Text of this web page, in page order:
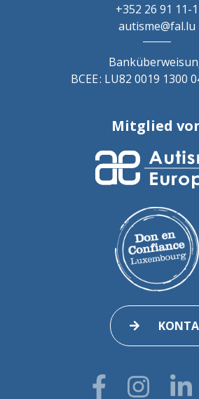
+352 26 91 11-1
autisme@fal.lu
BCEE : LU82 0019 1300
Mitglied